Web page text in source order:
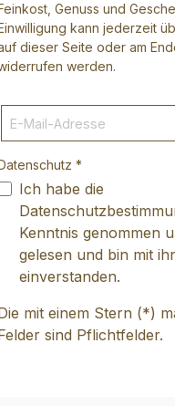
Genuss und
kann jederzeit
dieser Seite oder am
werden.
*
Ich habe die
Kenntnis genommen
gelesen und bin mit
einverstanden.
mit einem Stern (*)
sind Pflichtfelder.